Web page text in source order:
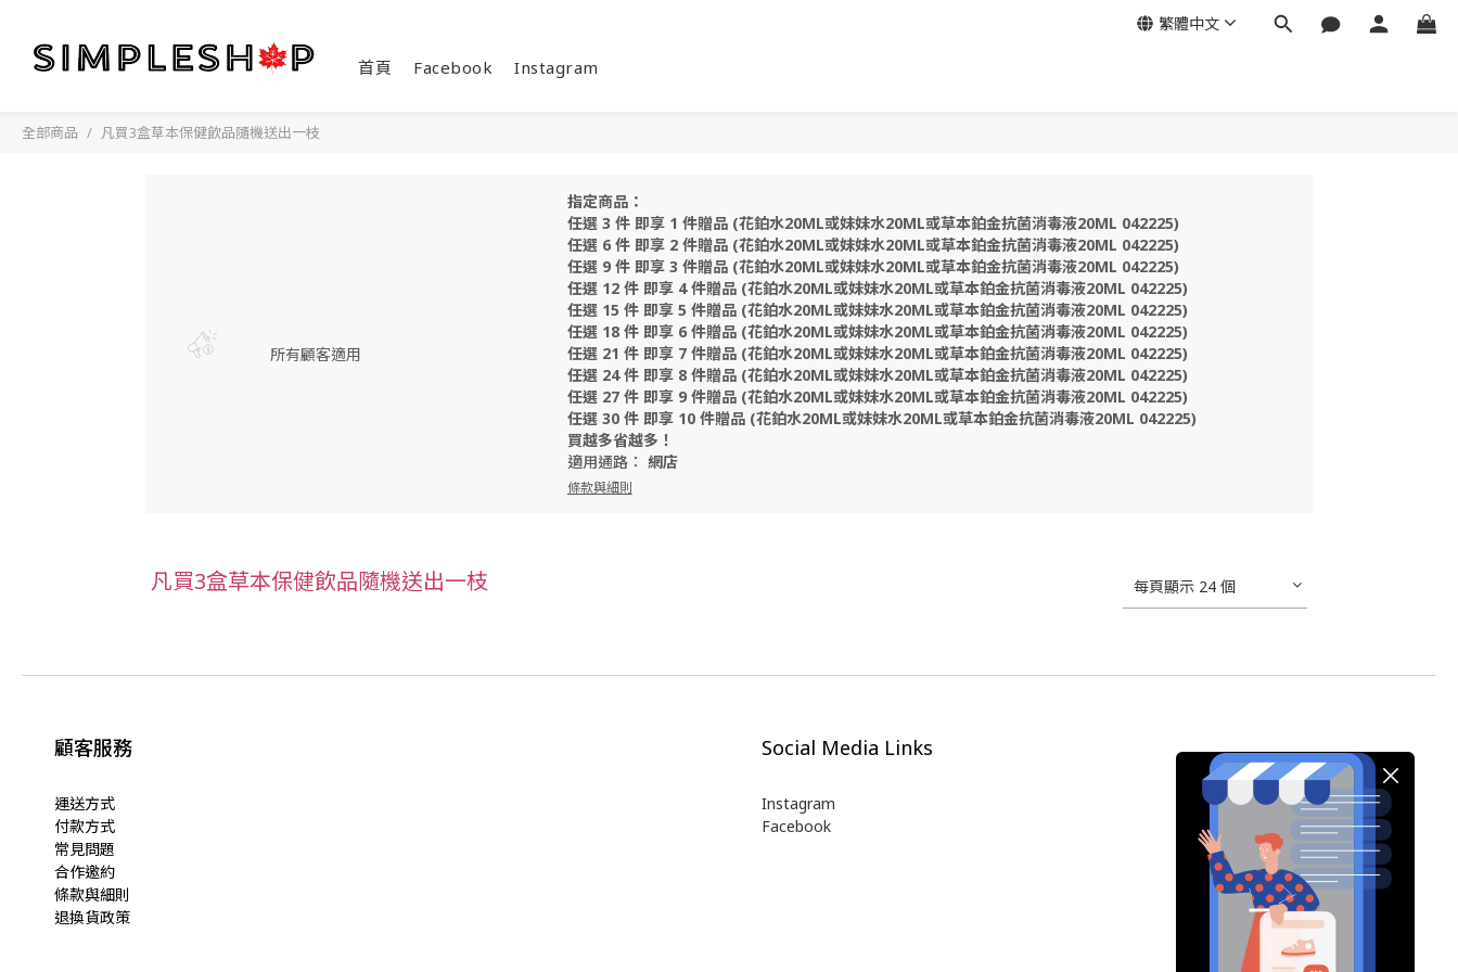
首頁 Facebook Instagram
繁體中文
全部商品 凡買3盒草本保健飲品隨機送出一枝
所有顧客適用
指定商品：
任選 3 件 即享 1 件贈品 (花鉑水20ML或妹妹水20ML或草本鉑金抗菌消毒液20ML 042225)
任選 6 件 即享 2 件贈品 (花鉑水20ML或妹妹水20ML或草本鉑金抗菌消毒液20ML 042225)
任選 9 件 即享 3 件贈品 (花鉑水20ML或妹妹水20ML或草本鉑金抗菌消毒液20ML 042225)
任選 12 件 即享 4 件贈品 (花鉑水20ML或妹妹水20ML或草本鉑金抗菌消毒液20ML 042225)
任選 15 件 即享 5 件贈品 (花鉑水20ML或妹妹水20ML或草本鉑金抗菌消毒液20ML 042225)
任選 18 件 即享 6 件贈品 (花鉑水20ML或妹妹水20ML或草本鉑金抗菌消毒液20ML 042225)
任選 21 件 即享 7 件贈品 (花鉑水20ML或妹妹水20ML或草本鉑金抗菌消毒液20ML 042225)
任選 24 件 即享 8 件贈品 (花鉑水20ML或妹妹水20ML或草本鉑金抗菌消毒液20ML 042225)
任選 27 件 即享 9 件贈品 (花鉑水20ML或妹妹水20ML或草本鉑金抗菌消毒液20ML 042225)
任選 30 件 即享 10 件贈品 (花鉑水20ML或妹妹水20ML或草本鉑金抗菌消毒液20ML 042225)
買越多省越多！
適用通路： 網店
條款與細則
凡買3盒草本保健飲品隨機送出一枝 每頁顯示 24 個
顧客服務
運送方式
付款方式
常見問題
合作邀約
條款與細則
退換貨政策
Social Media Links
Instagram
Facebook